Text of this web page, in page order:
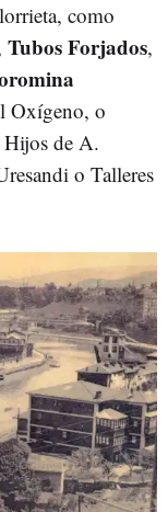
como
Tubos Forjados,
Oxígeno, o
Hijos de A.
o Talleres